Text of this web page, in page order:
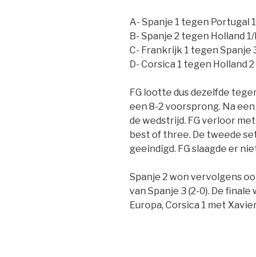
A- Spanje 1 tegen Portugal 1
B- Spanje 2 tegen Holland 1/
C- Frankrijk 1 tegen Spanje
D- Corsica 1 tegen Holland 2
FG lootte dus dezelfde
een 8-2 voorsprong. Na
de wedstrijd. FG verloor
best of three. De tweede
geeindigd. FG slaagde er
Spanje 2 won vervolgens
van Spanje 3 (2-0). De
Europa, Corsica 1 met